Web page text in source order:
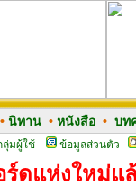
นิทาน• หนังสือ• บท
ลุ่มผู้ใช้ ข้อมูลส่วนตัว
ร์ดแห่งใหม่